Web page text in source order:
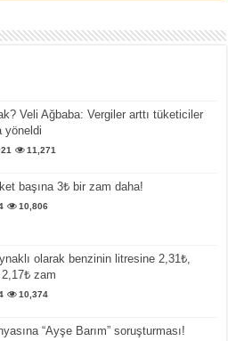
Veli Ağbaba: Vergiler arttı tüketiciler
yöneldi
11,271
başına 3₺ bir zam daha!
10,806
olarak benzinin litresine 2,31₺,
zam
10,374
“Ayşe Barım” soruşturması!